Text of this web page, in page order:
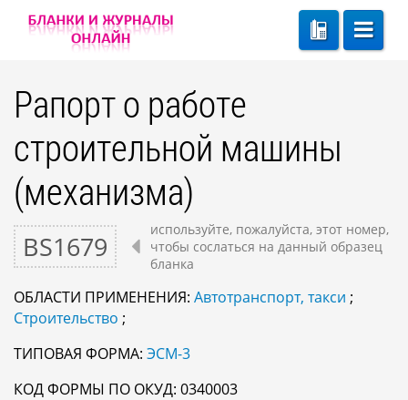
Рапорт о работе
строительной машины
(механизма)
BS1679
используйте, пожалуйста, этот номер,
чтобы сослаться на данный образец
бланка
ОБЛАСТИ ПРИМЕНЕНИЯ: Автотранспорт, такси ;
Строительство ;
ТИПОВАЯ ФОРМА: ЭСМ-3
КОД ФОРМЫ ПО ОКУД: 0340003